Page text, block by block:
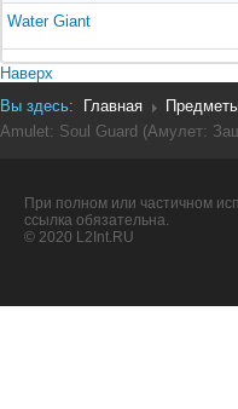
Water Giant
Наверх
Вы здесь:
Главная
Amulet: Soul Guard (Амулет:
При полном или частичном
ссылка обязательна.
© 2020 L2Int.RU